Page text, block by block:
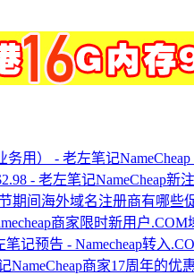
NameCheap新
期间海外域名注册商有哪些
商家限时新用户.COM
预告 - Namecheap转入
NameCheap商家17周年的优